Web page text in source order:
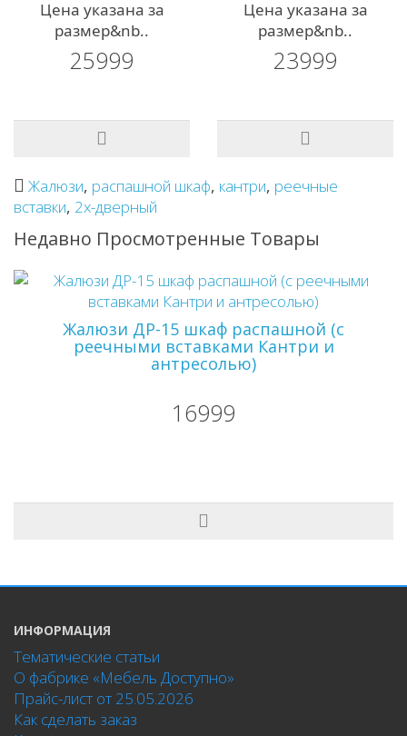
Цена указана за
размер&nb..
25999
Цена указана за
размер&nb..
23999
Жалюзи, распашной шкаф, кантри, реечные
вставки, 2х-дверный
Недавно Просмотренные Товары
Жалюзи ДР-15 шкаф распашной (с
реечными вставками Кантри и
антресолью)
16999
ИНФОРМАЦИЯ
Тематические статьи
О фабрике «Мебель Доступно»
Прайс-лист от 25.05.2026
Как сделать заказ